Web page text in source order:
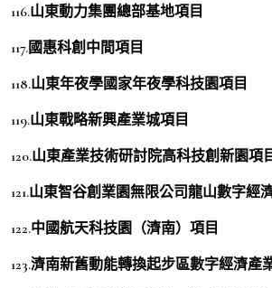
116.山東動力集團總部基地項目
117.國惠科創中間項目
118.山東年夜學國家年夜學科技園項目
119.山東戰略新興產業城項目
120.山東產業技術研討院高科技創新園項
121.山東智谷創業園無限公司龍山數字經
122.中國航天科技園（濟南）項目
123.濟南新舊動能轉換起步區數字經濟產